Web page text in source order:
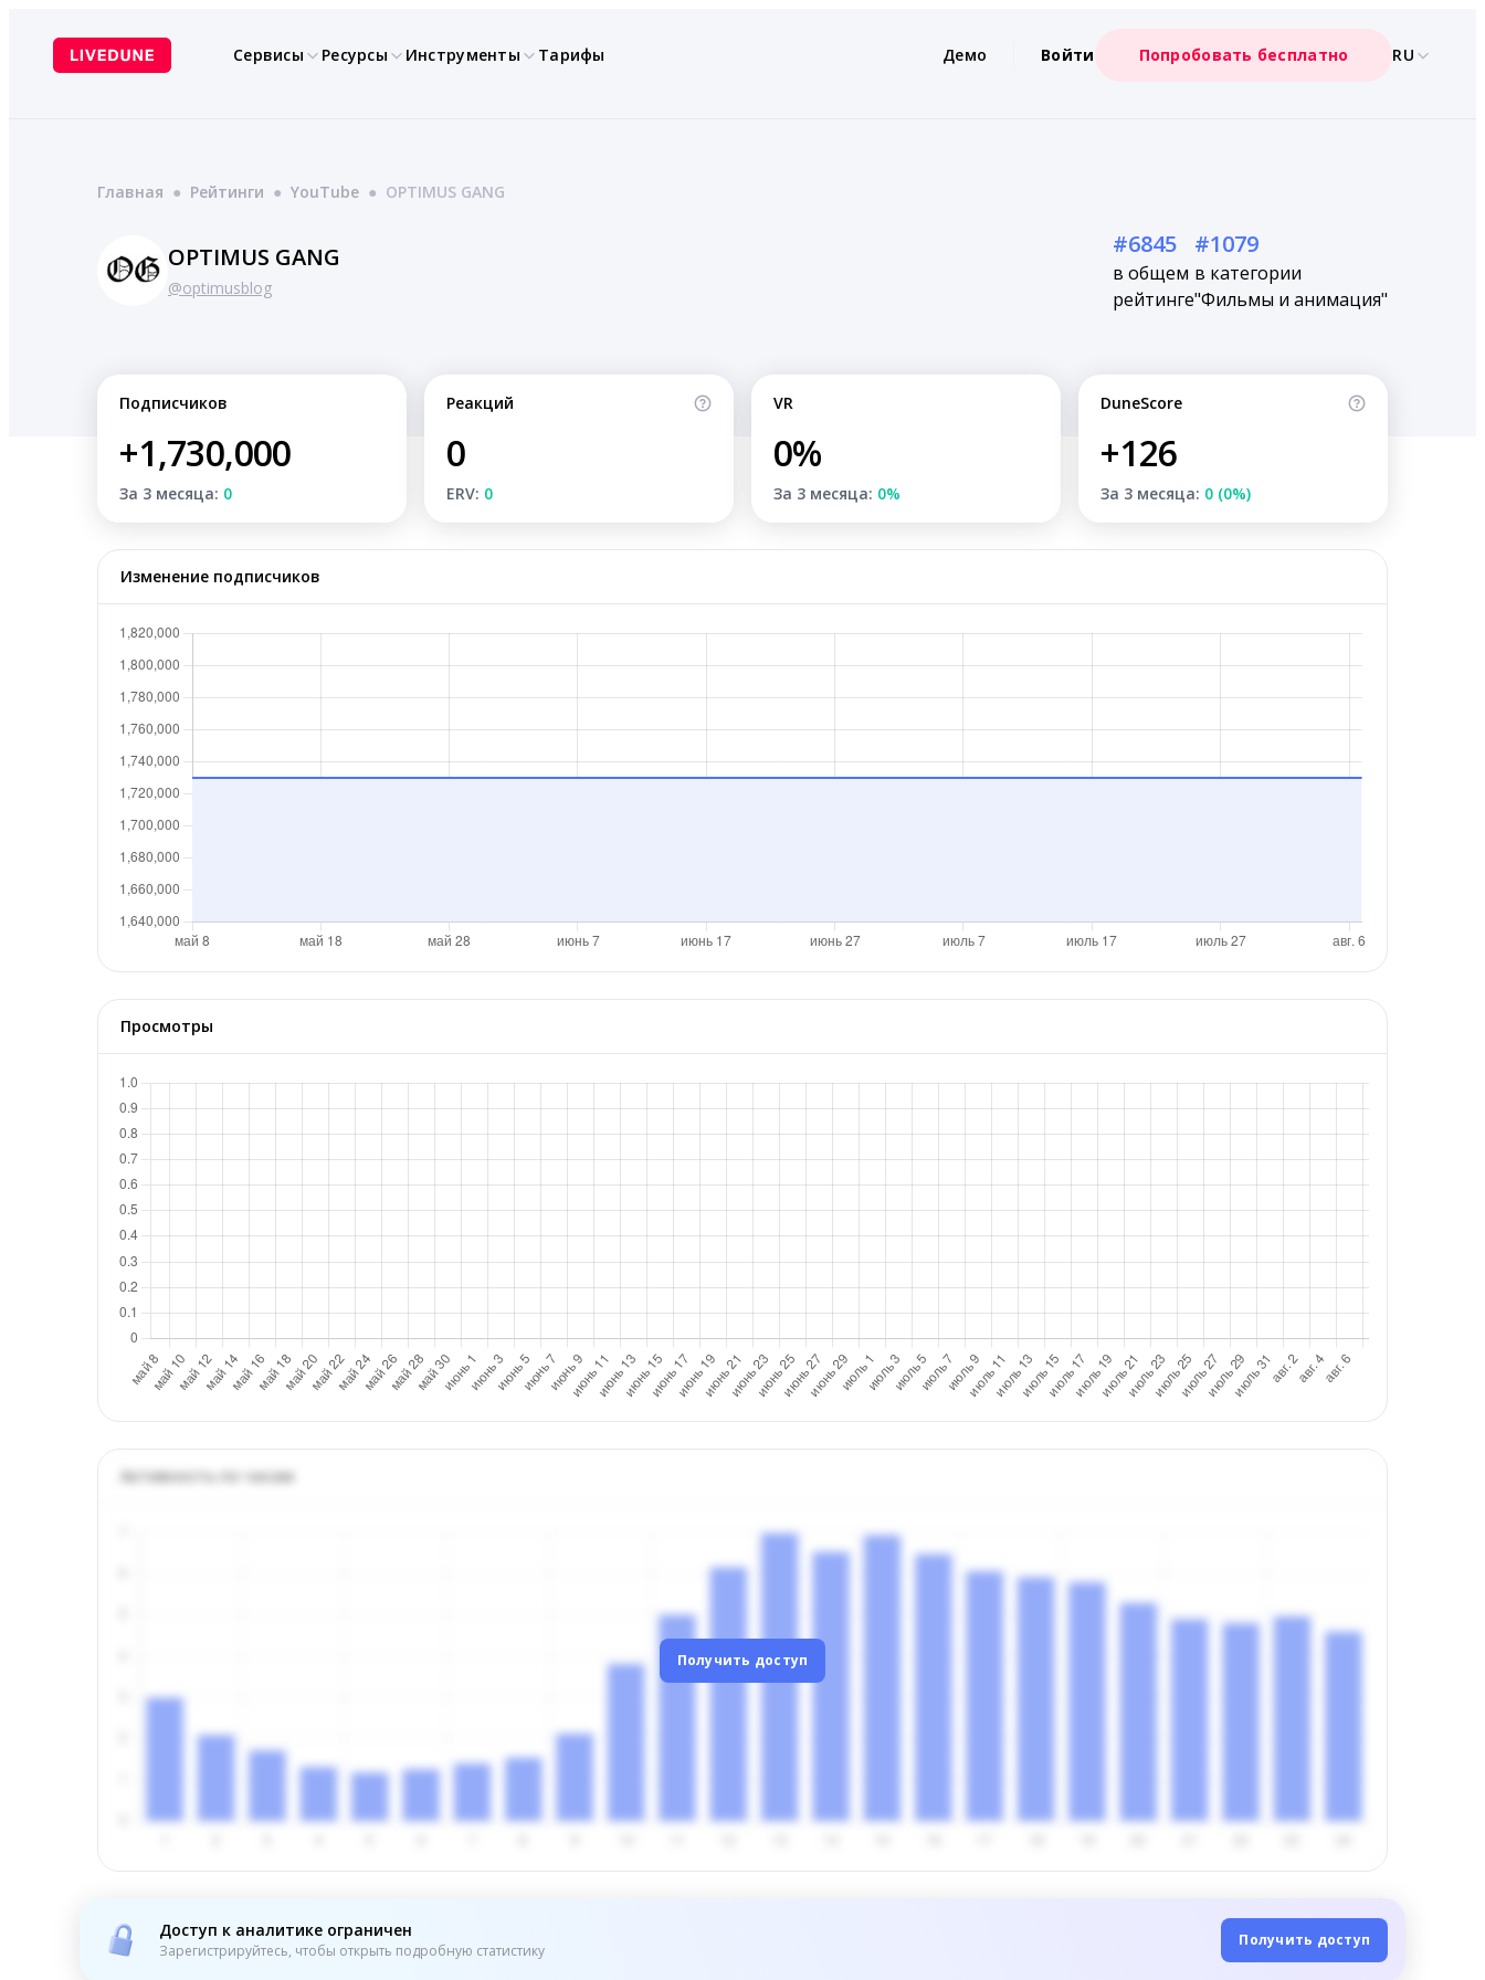
содержимому
Сервисы Ресурсы Инструменты Тарифы Демо Войти Попробовать бесплатно RU
Главная ● Рейтинги ● YouTube ● OPTIMUS GANG
OPTIMUS GANG
@optimusblog
#6845
в общем
рейтинге
#1079
в категории
"Фильмы и анимация"
Подписчиков
+1,730,000
За 3 месяца: 0
Реакций
0
ERV: 0
VR
0%
За 3 месяца: 0%
DuneScore
+126
За 3 месяца: 0 (0%)
Изменение подписчиков
Просмотры
Активность по часам
Получить доступ
Доступ к аналитике ограничен
Зарегистрируйтесь, чтобы открыть подробную статистику
Получить доступ